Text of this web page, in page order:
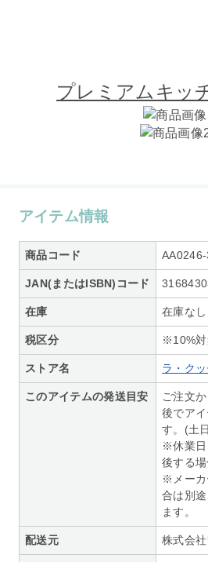
プレミアムキッ
アイテム情報
商品コード
JAN(またはISBN)コード
在庫 在庫なし
税区分 ※10%対
ストア名 ラ・ク
このアイテムの発送目安
ご注文
後でア
す。(土
※休業日
後する場
※メーカ
合は別
ます。
配送元 株式会